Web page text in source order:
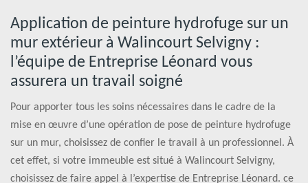
Application de peinture hydrofuge sur un
mur extérieur à Walincourt Selvigny :
l’équipe de Entreprise Léonard vous
assurera un travail soigné
Pour apporter tous les soins nécessaires dans le cadre de la
mise en œuvre d’une opération de pose de peinture hydrofuge
sur un mur, choisissez de confier le travail à un professionnel. À
cet effet, si votre immeuble est situé à Walincourt Selvigny,
choisissez de faire appel à l’expertise de Entreprise Léonard. ce